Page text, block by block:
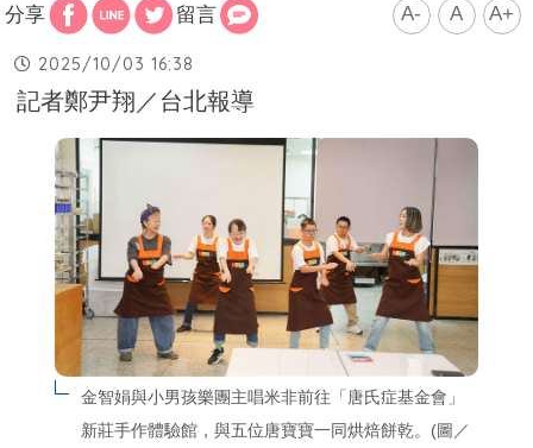
分享 留言 A- A A+
2025/10/03 16:38
記者鄭尹翔／台北報導
金智娟與小男孩樂團主唱米非前往「唐氏症基金會」
新莊手作體驗館，與五位唐寶寶一同烘焙餅乾。(圖／